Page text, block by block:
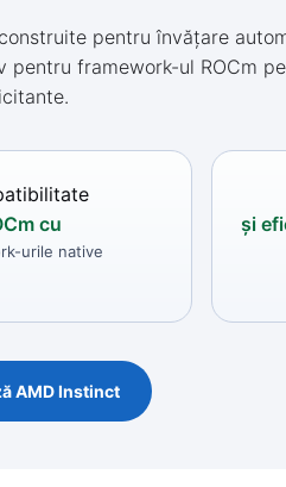
pentru învățare
framework-ul ROCm
cu
urile native
și
AMD Instinct